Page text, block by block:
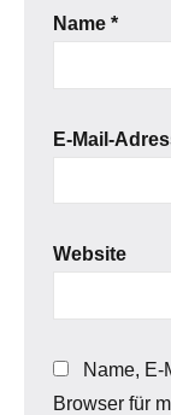
Name *
E-Mail-
Website
Name,
Browser für